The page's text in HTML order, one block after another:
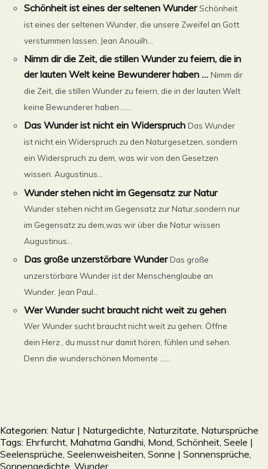
Schönheit ist eines der seltenen Wunder Schönheit
ist eines der seltenen Wunder, die unsere Zweifel an Gott
verstummen lassen. Jean Anouilh...
Nimm dir die Zeit, die stillen Wunder zu feiern, die in
der lauten Welt keine Bewunderer haben … Nimm dir
die Zeit, die stillen Wunder zu feiern, die in der lauten Welt
keine Bewunderer haben …...
Das Wunder ist nicht ein Widerspruch Das Wunder
ist nicht ein Widerspruch zu den Naturgesetzen, sondern
ein Widerspruch zu dem, was wir von den Gesetzen
wissen. Augustinus...
Wunder stehen nicht im Gegensatz zur Natur
Wunder stehen nicht im Gegensatz zur Natur,sondern nur
im Gegensatz zu dem,was wir über die Natur wissen
Augustinus...
Das große unzerstörbare Wunder Das große
unzerstörbare Wunder ist der Menschenglaube an
Wunder. Jean Paul...
Wer Wunder sucht braucht nicht weit zu gehen
Wer Wunder sucht braucht nicht weit zu gehen. Öffne
dein Herz , du musst nur damit hören, fühlen und sehen.
Denn die wunderschönen Momente ......
Kategorien: Natur | Naturgedichte, Naturzitate, Natursprüche
Tags: Ehrfurcht Mahatma Gandhi Mond Schönheit Seele |
Seelensprüche, Seelenweisheiten Sonne | Sonnensprüche,
Sonnengedichte Wunder